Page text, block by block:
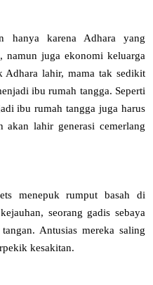
hanya karena Adhara yang
namun juga ekonomi keluarga
Adhara lahir, mama tak sedikit
ibu rumah tangga. Seperti
ibu rumah tangga juga harus
akan lahir generasi cemerlang
menepuk rumput basah di
seorang gadis sebaya
Antusias mereka saling
kesakitan.